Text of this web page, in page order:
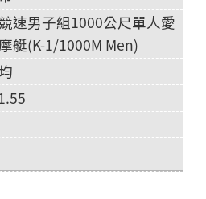
速男子組1000公尺單人愛
艇(K-1/1000M Men)